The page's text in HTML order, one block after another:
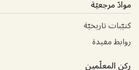
موادّ مرجعيّة
كتيّبات تاريخيّة
روابط مفيدة
ركن المعلّمين